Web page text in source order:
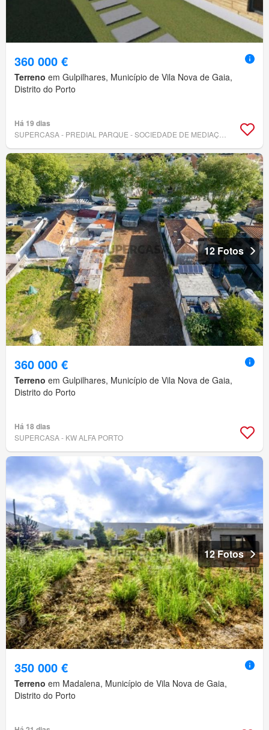
360 000 €
Terreno em Gulpilhares, Município de Vila Nova de Gaia,
Distrito do Porto
Há 19 dias
12 Fotos
360 000 €
Terreno em Gulpilhares, Município de Vila Nova de Gaia,
Distrito do Porto
Há 18 dias
SUPERCASA - KW ALFA PORTO
12 Fotos
350 000 €
Terreno em Madalena, Município de Vila Nova de Gaia,
Distrito do Porto